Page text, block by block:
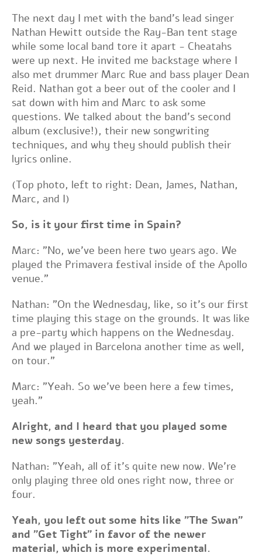
The next day I met with the band's lead singer
Nathan Hewitt outside the Ray-Ban tent stage
while some local band tore it apart - Cheatahs
were up next. He invited me backstage where I
also met drummer Marc Rue and bass player Dean
Reid. Nathan got a beer out of the cooler and I
sat down with him and Marc to ask some
questions. We talked about the band's second
album (exclusive!), their new songwriting
techniques, and why they should publish their
lyrics online.
(Top photo, left to right: Dean, James, Nathan,
Marc, and I)
So, is it your first time in Spain?
Marc: "No, we've been here two years ago. We
played the Primavera festival inside of the Apollo
venue."
Nathan: "On the Wednesday, like, so it's our first
time playing this stage on the grounds. It was like
a pre-party which happens on the Wednesday.
And we played in Barcelona another time as well,
on tour."
Marc: "Yeah. So we've been here a few times,
yeah."
Alright, and I heard that you played some
new songs yesterday.
Nathan: "Yeah, all of it’s quite new now. We're
only playing three old ones right now, three or
four.
Yeah, you left out some hits like "The Swan"
and "Get Tight" in favor of the newer
material, which is more experimental.